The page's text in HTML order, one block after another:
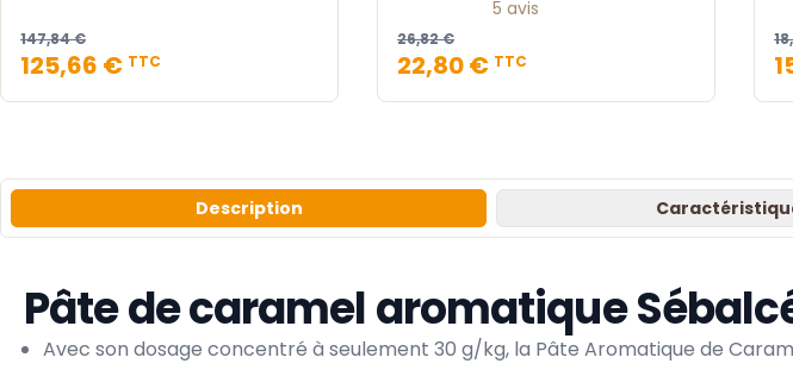
147,84 €
125,66 € TTC
5 avis
26,82 €
22,80 € TTC
Description
Pâte de caramel aromatique
Avec son dosage concentré à seulement 30 g/kg, la Pâte Aromatique de